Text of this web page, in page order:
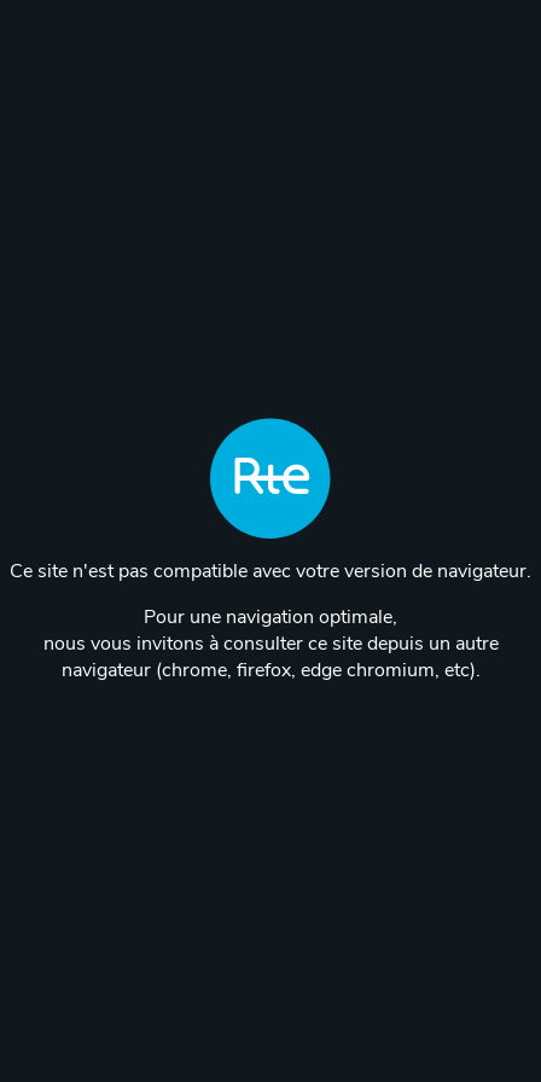
Ce site n'est pas compatible avec votre version de navigateur.
Pour une navigation optimale,
nous vous invitons à consulter ce site depuis un autre
navigateur (chrome, firefox, edge chromium, etc).